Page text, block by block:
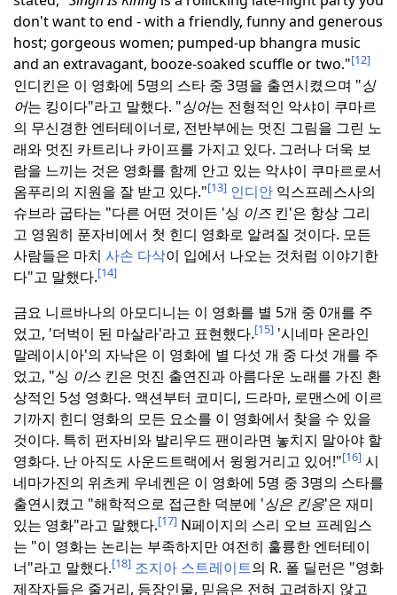
don't want to end - with a friendly, funny and generous
host; gorgeous women; pumped-up bhangra music
and an extravagant, booze-soaked scuffle or two."[12]
인디킨은 이 영화에 5명의 스타 중 3명을 출연시켰으며 "싱
어는 킹이다"라고 말했다. "싱어는 전형적인 악샤이 쿠마르
의 무신경한 엔터테이너로, 전반부에는 멋진 그림을 그린 노
래와 멋진 카트리나 카이프를 가지고 있다. 그러나 더욱 보
람을 느끼는 것은 영화를 함께 안고 있는 악샤이 쿠마르로서
옴푸리의 지원을 잘 받고 있다."[13] 인디안 익스프레스사의
슈브라 굽타는 "다른 어떤 것이든 '싱 이즈 킨'은 항상 그리
고 영원히 푼자비에서 첫 힌디 영화로 알려질 것이다. 모든
사람들은 마치 사손 다삭이 입에서 나오는 것처럼 이야기한
다"고 말했다.[14]
금요 니르바나의 아모디니는 이 영화를 별 5개 중 0개를 주
었고, '더벅이 된 마살라'라고 표현했다.[15] '시네마 온라인
말레이시아'의 자낙은 이 영화에 별 다섯 개 중 다섯 개를 주
었고, "싱 이스 킨은 멋진 출연진과 아름다운 노래를 가진 환
상적인 5성 영화다. 액션부터 코미디, 드라마, 로맨스에 이르
기까지 힌디 영화의 모든 요소를 이 영화에서 찾을 수 있을
것이다. 특히 펀자비와 발리우드 팬이라면 놓치지 말아야 할
영화다. 난 아직도 사운드트랙에서 윙윙거리고 있어!"[16] 시
네마가진의 위츠케 우네켄은 이 영화에 5명 중 3명의 스타를
출연시켰고 "해학적으로 접근한 덕분에 '싱은 킨응'은 재미
있는 영화"라고 말했다.[17] N페이지의 스리 오브 프레임스
는 "이 영화는 논리는 부족하지만 여전히 훌륭한 엔터테이
너"라고 말했다.[18] 조지아 스트레이트의 R. 폴 딜런은 "영화
제작자들은 줄거리, 등장인물, 믿음은 전혀 고려하지 않고